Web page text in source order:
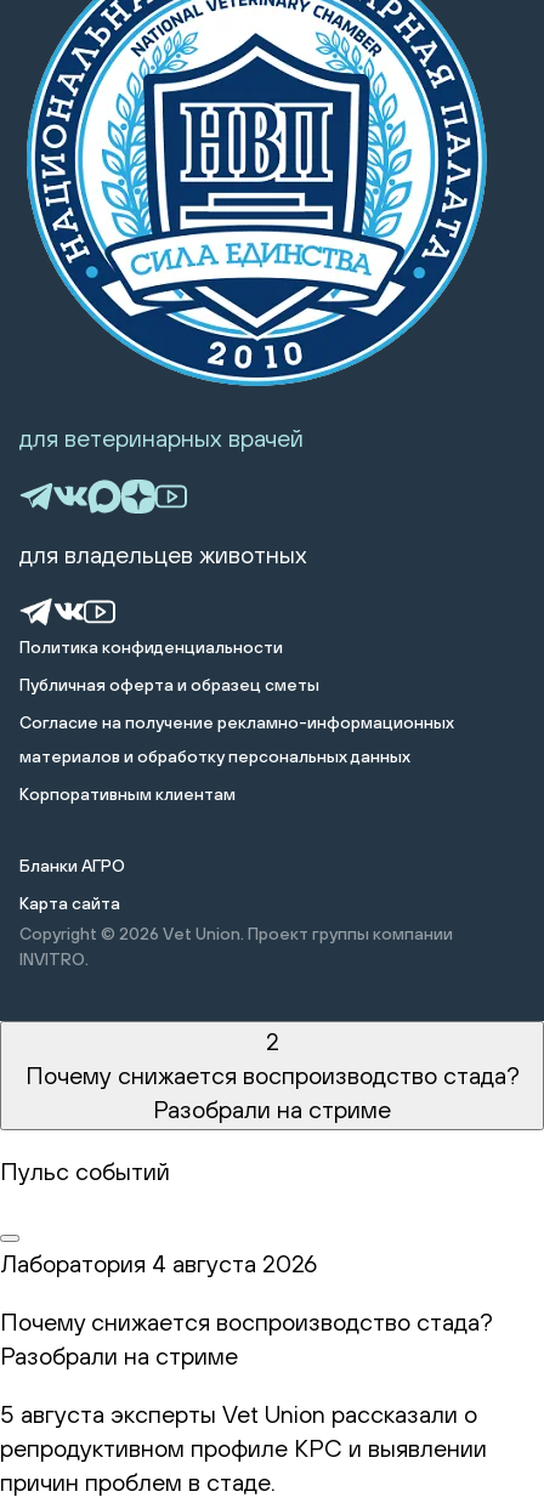
Политика конфиденциальности
Публичная оферта и образец сметы
Cогласие на получение рекламно-информационных
материалов и обработку персональных данных
Корпоративным клиентам
Бланки АГРО
Карта сайта
Copyright © 2026 Vet Union. Проект группы компании
INVITRO.
для ветеринарных врачей
для владельцев животных
2
Почему снижается воспроизводство стада?
Разобрали на стриме
Пульс событий
Лаборатория 4 августа 2026
Почему снижается воспроизводство стада?
Разобрали на стриме
5 августа эксперты Vet Union рассказали о
репродуктивном профиле КРС и выявлении
причин проблем в стаде.